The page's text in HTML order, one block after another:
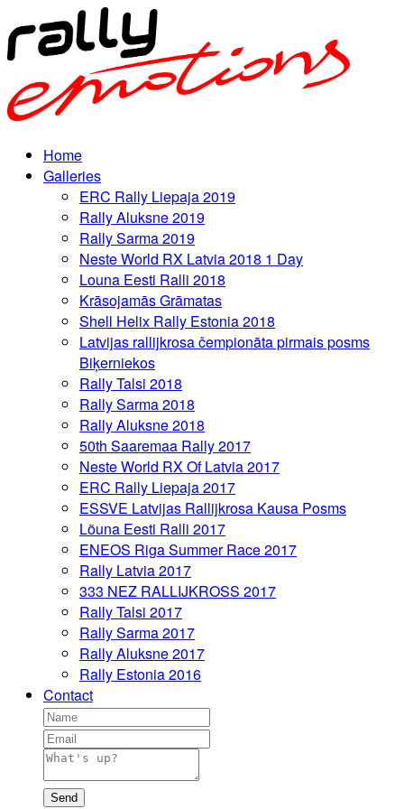
Home
Galleries
ERC Rally Liepaja 2019
Rally Aluksne 2019
Rally Sarma 2019
Neste World RX Latvia 2018 1 Day
Louna Eesti Ralli 2018
Krāsojamās Grāmatas
Shell Helix Rally Estonia 2018
Latvijas rallijkrosa čempionāta pirmais posms
Biķerniekos
Rally Talsi 2018
Rally Sarma 2018
Rally Aluksne 2018
50th Saaremaa Rally 2017
Neste World RX Of Latvia 2017
ERC Rally Liepaja 2017
ESSVE Latvijas Rallijkrosa Kausa Posms
Lõuna Eesti Ralli 2017
ENEOS Riga Summer Race 2017
Rally Latvia 2017
333 NEZ RALLIJKROSS 2017
Rally Talsi 2017
Rally Sarma 2017
Rally Aluksne 2017
Rally Estonia 2016
Contact
Send